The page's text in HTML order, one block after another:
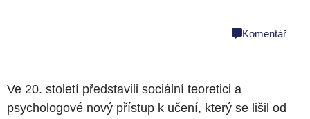
Komentář
Ve 20. století představili sociální teoretici a
psychologové nový přístup k učení, který se lišil od